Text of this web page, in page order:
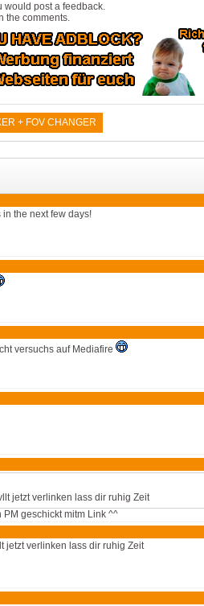
would post a feedback.
the comments.
+ FOV CHANGER
in the next few days!
versuchs auf Mediafire
jetzt verlinken lass dir ruhig Zeit
PM geschickt mitm Link ^^
jetzt verlinken lass dir ruhig Zeit